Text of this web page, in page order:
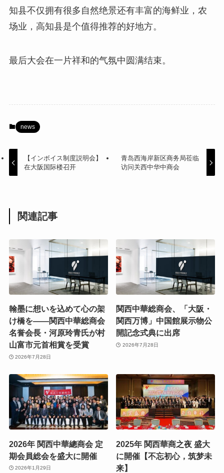
知县不仅拥有很多自然绝景还有丰富的海鲜业，农
场业，高知县是个值得推荐的好地方。
最后大会在一片祥和的气氛中圆满结束。
news
【インボイス制度説明会】
在大阪国际楼召开
青岛西海岸新区商务局莅临
访问关西中华中商会
関連記事
翰墨に想いを込めて心の架
け橋を——関西中華総商会
名誉会長・河原玲青氏が村
山富市元首相賞を受賞
2026年7月28日
関西中華総商会、「大阪・
関西万博」中国館展示物公
開記念式典に出席
2026年7月28日
2026年 関西中華總商会 定
期会員総会を盛大に開催
2026年1月29日
2025年 関西華商之夜 盛大
に開催【不忘初心，筑梦未
来】